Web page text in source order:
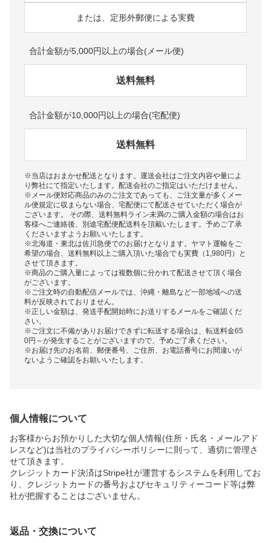
または、定形外郵便による実費
合計金額が5,000円以上の場合(メール便)
送料無料
合計金額が10,000円以上の場合(宅配便)
送料無料
※当店はおまかせ配送となります。運送会社はご注文内容や量によ
り弊社にて指定いたします。配送会社のご指定はいただけません。
※メール便対応商品のみのご注文であっても、ご注文量が多くメー
ル便規定に収まらない場合、宅配便にて配送させていただく場合が
ございます。 その際、送料無料ライン未満のご購入金額の場合はお
客様へご連絡後、別途宅配便配送料を頂戴いたします。予めご了承
くださいますようお願いいたします。
※北海道・東北は佐川急便でのお届けとなります。ヤマト運輸をご
希望の場合、送料無料以上ご購入頂いた場合でも実費（1,980円）と
させて頂きます。
※商品のご購入量によっては複数個に分かれて配送させて頂く場合
がございます。
※ご注文時の自動配信メールでは、沖縄・離島など一部地域への送
料が反映されておりません。
※正しい金額は、発送手配開始時にお送りするメールをご確認くだ
さい。
※ご注文に不備がありお届けできずに転送する場合は、転送料金65
0円～が発生することがございますので、予めご了承ください。
※お届け先のお名前、郵便番号、ご住所、お電話番号にお間違いが
ないようご確認をお願いいたします。
個人情報について
お客様からお預かりした大切な個人情報(住所・氏名・メールアド
レスなど)は当社のプライバシーポリシーに則って、適切に管理さ
せて頂きます。
クレジットカード決済はStripe社が運営するシステムを利用してお
り、クレジットカードの番号およびセキュリティーコード等は弊
社が把握することはございません。
返品・交換について